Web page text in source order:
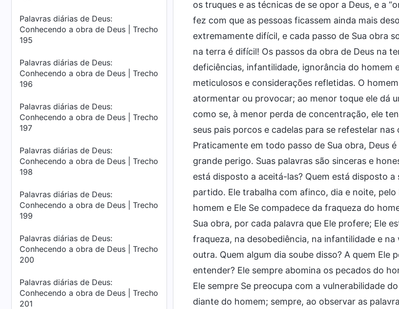
Palavras diárias de Deus:
Conhecendo a obra de Deus | Trecho
195
Palavras diárias de Deus:
Conhecendo a obra de Deus | Trecho
196
Palavras diárias de Deus:
Conhecendo a obra de Deus | Trecho
197
Palavras diárias de Deus:
Conhecendo a obra de Deus | Trecho
198
Palavras diárias de Deus:
Conhecendo a obra de Deus | Trecho
199
Palavras diárias de Deus:
Conhecendo a obra de Deus | Trecho
200
Palavras diárias de Deus:
Conhecendo a obra de Deus | Trecho
201
os truques e as técnicas de se opor a Deus, e a
fez com que as pessoas ficassem ainda mais
extremamente difícil, e cada passo de Sua obra
na terra é difícil! Os passos da obra de Deus na
deficiências, infantilidade, ignorância do homem
meticulosos e considerações refletidas. O
atormentar ou provocar; ao menor toque ele dá
como se, à menor perda de concentração, ele
seus pais porcos e cadelas para se refestelar
Praticamente em todo passo de Sua obra, Deus
grande perigo. Suas palavras são sinceras e
está disposto a aceitá-las? Quem está disposto
partido. Ele trabalha com afinco, dia e noite,
homem e Ele Se compadece da fraqueza do
Sua obra, por cada palavra que Ele profere; Ele
fraqueza, na desobediência, na infantilidade e
outra. Quem algum dia soube disso? A quem Ele
entender? Ele sempre abomina os pecados do
Ele sempre Se preocupa com a vulnerabilidade
diante do homem; sempre, ao observar as